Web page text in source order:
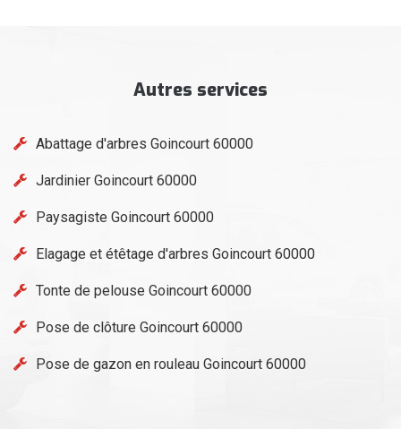
Autres services
Abattage d'arbres Goincourt 60000
Jardinier Goincourt 60000
Paysagiste Goincourt 60000
Elagage et étêtage d'arbres Goincourt 60000
Tonte de pelouse Goincourt 60000
Pose de clôture Goincourt 60000
Pose de gazon en rouleau Goincourt 60000